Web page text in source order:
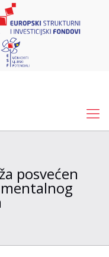
posvećen